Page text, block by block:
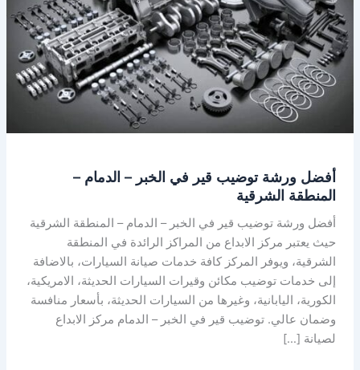
أفضل ورشة توضيب قير في الخبر – الدمام –
المنطقة الشرقية
أفضل ورشة توضيب قير في الخبر – الدمام – المنطقة الشرقية
حيث يعتبر مركز الابداع من المراكز الرائدة في المنطقة
الشرقية، ويوفر المركز كافة خدمات صيانة السيارات، بالاضافة
إلى خدمات توضيب مكائن وقيرات السيارات الحديثة، الامريكية،
الكورية، اليابانية، وغيرها من السيارات الحديثة، بأسعار منافسة
وضمان عالي. توضيب قير في الخبر – الدمام مركز الابداع
لصيانة […]
في
الخبر
–
الدمام
–
المنطقة